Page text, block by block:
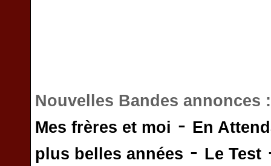
Nouvelles Bandes annonces
Mes frères et moi - En
plus belles années - Le Test